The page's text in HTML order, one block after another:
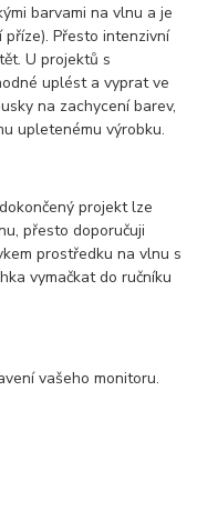
barvami na vlnu a je
Přesto intenzivní
U projektů s
uplést a vyprat ve
na zachycení barev,
upletenému výrobku.
projekt lze
přesto doporučuji
prostředku na vlnu s
vymačkat do ručníku
vašeho monitoru.